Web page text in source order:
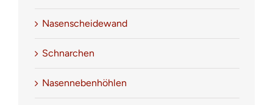
Nasenscheidewand
Schnarchen
Nasennebenhöhlen